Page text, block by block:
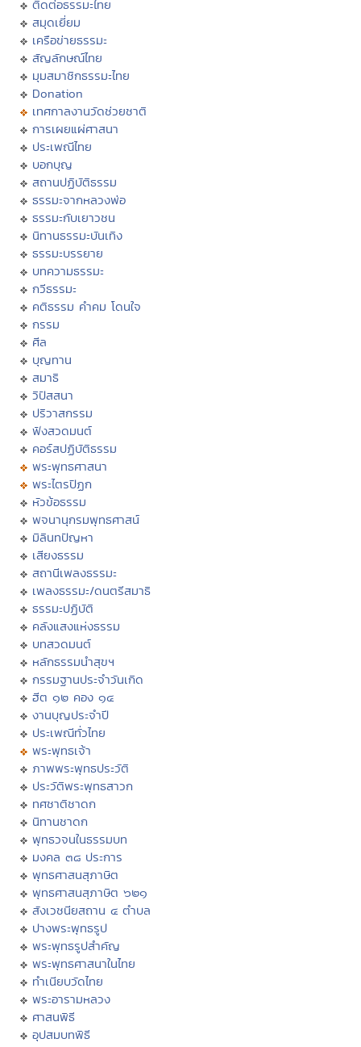
ติดต่อธรรมะไทย
สมุดเยี่ยม
เครือข่ายธรรมะ
สัญลักษณ์ไทย
มุมสมาชิกธรรมะไทย
Donation
เทศกาลงานวัดช่วยชาติ
การเผยแผ่ศาสนา
ประเพณีไทย
บอกบุญ
สถานปฏิบัติธรรม
ธรรมะจากหลวงพ่อ
ธรรมะกับเยาวชน
นิทานธรรมะบันเทิง
ธรรมะบรรยาย
บทความธรรมะ
กวีธรรมะ
คติธรรม คำคม โดนใจ
กรรม
ศีล
บุญทาน
สมาธิ
วิปัสสนา
ปริวาสกรรม
ฟังสวดมนต์
คอร์สปฏิบัติธรรม
พระพุทธศาสนา
พระไตรปิฏก
หัวข้อธรรม
พจนานุกรมพุทธศาสน์
มิลินทปัญหา
เสียงธรรม
สถานีเพลงธรรมะ
เพลงธรรมะ/ดนตรีสมาธิ
ธรรมะปฏิบัติ
คลังแสงแห่งธรรม
บทสวดมนต์
หลักธรรมนำสุขฯ
กรรมฐานประจำวันเกิด
ฮีต ๑๒ คอง ๑๔
งานบุญประจำปี
ประเพณีทั่วไทย
พระพุทธเจ้า
ภาพพระพุทธประวัติ
ประวัติพระพุทธสาวก
ทศชาติชาดก
นิทานชาดก
พุทธวจนในธรรมบท
มงคล ๓๘ ประการ
พุทธศาสนสุภาษิต
พุทธศาสนสุภาษิต ๖๒๑
สังเวชนียสถาน ๔ ตำบล
ปางพระพุทธรูป
พระพุทธรูปสำคัญ
พระพุทธศาสนาในไทย
ทำเนียบวัดไทย
พระอารามหลวง
ศาสนพิธี
อุปสมบทพิธี